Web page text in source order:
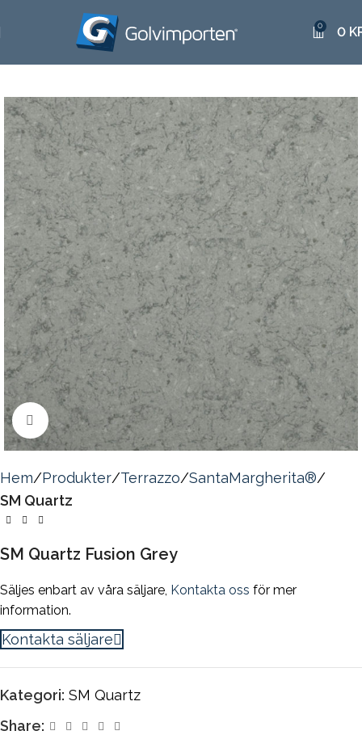
0 0
Click to enlarge
Hem Produkter Terrazzo SantaMargherita®
SM Quartz
SM Quartz Fusion Grey
Säljes enbart av våra säljare, Kontakta oss för mer
information.
Kontakta säljare
Kategori: SM Quartz
Share: